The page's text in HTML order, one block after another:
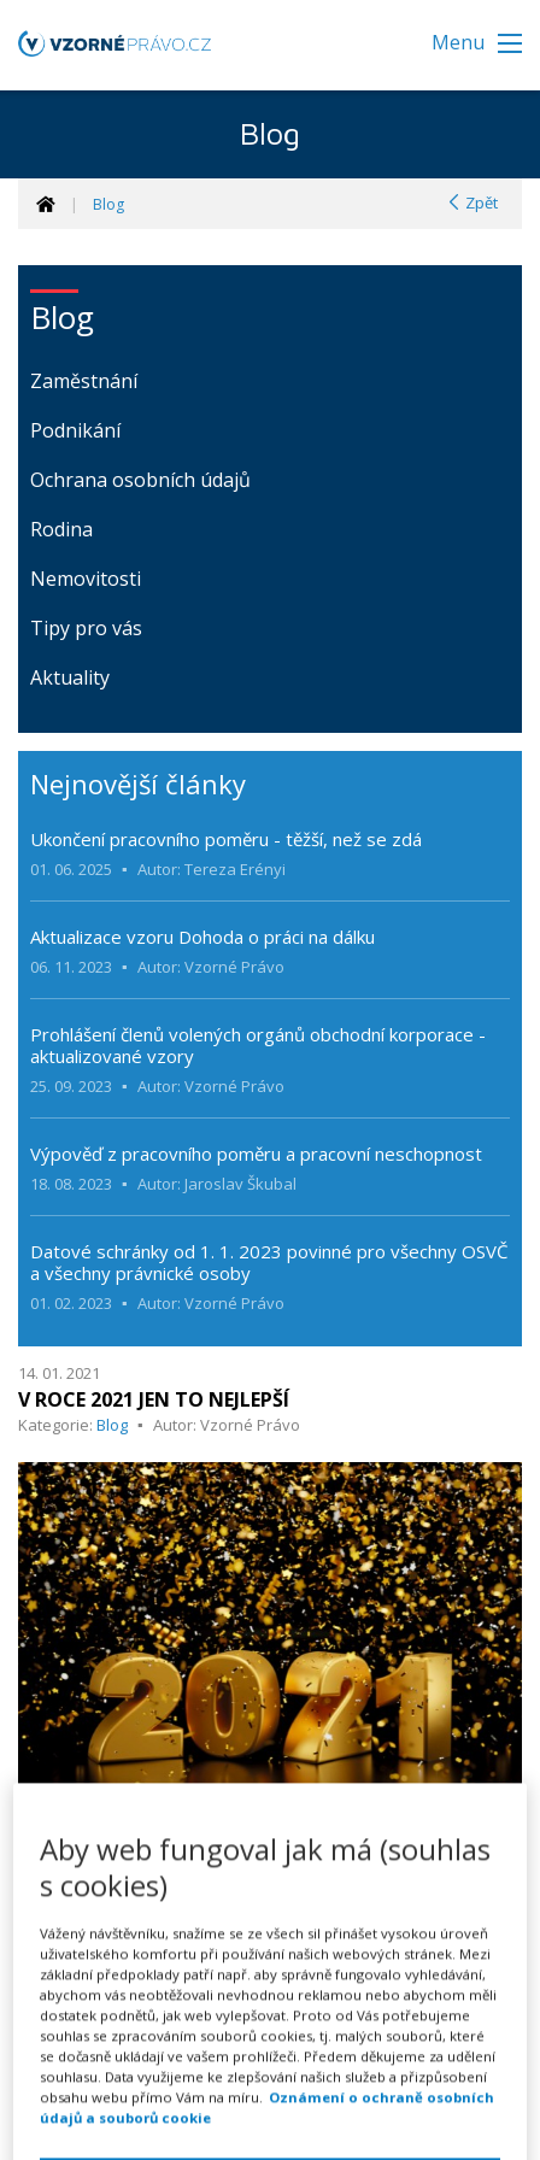
Menu
Blog
Blog Zpět
Blog
Zaměstnání
Podnikání
Ochrana osobních údajů
Rodina
Nemovitosti
Tipy pro vás
Aktuality
Nejnovější články
Ukončení pracovního poměru - těžší, než se zdá
01. 06. 2025 Autor: Tereza Erényi
Aktualizace vzoru Dohoda o práci na dálku
06. 11. 2023 Autor: Vzorné Právo
Prohlášení členů volených orgánů obchodní korporace -
aktualizované vzory
25. 09. 2023 Autor: Vzorné Právo
Výpověď z pracovního poměru a pracovní neschopnost
18. 08. 2023 Autor: Jaroslav Škubal
Datové schránky od 1. 1. 2023 povinné pro všechny OSVČ
a všechny právnické osoby
01. 02. 2023 Autor: Vzorné Právo
14. 01. 2021
V ROCE 2021 JEN TO NEJLEPŠÍ
Kategorie: Blog Autor: Vzorné Právo
věříme spolu s vámi, že rok 2021 přinese do našich
životů klid a hodně radosti.
Přejeme vám hodně zdraví a těšíme se, že vám i letos
budeme pomáhat - prostřednictvím našich vzorů -
s řešením (nejen) rutinní právní agendy.
Vaše Vzorné Právo
Aby web fungoval jak má (souhlas
s cookies)
Vážený návštěvníku, snažíme se ze všech sil přinášet vysokou úroveň
uživatelského komfortu při používání našich webových stránek. Mezi
základní předpoklady patří např. aby správně fungovalo vyhledávání,
abychom vás neobtěžovali nevhodnou reklamou nebo abychom měli
dostatek podnětů, jak web vylepšovat. Proto od Vás potřebujeme
souhlas se zpracováním souborů cookies, tj. malých souborů, které
se dočasně ukládají ve vašem prohlížeči. Předem děkujeme za udělení
souhlasu. Data využijeme ke zlepšování našich služeb a přizpůsobení
obsahu webu přímo Vám na míru. Oznámení o ochraně osobních
údajů a souborů cookie